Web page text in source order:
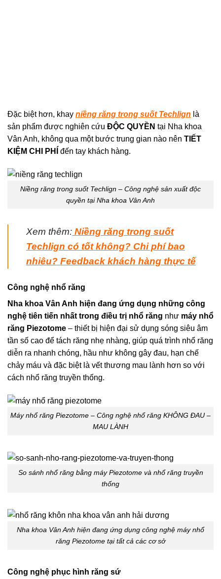
Đặc biệt hơn, khay niềng răng trong suốt Techlign là
sản phẩm được nghiên cứu ĐỘC QUYỀN tại Nha khoa
Vân Anh, không qua một bước trung gian nào nên TIẾT
KIỆM CHI PHÍ
đến tay khách hàng.
Niềng răng trong suốt Techlign – Công nghệ sản xuất độc
quyền tại Nha khoa Vân Anh
Xem thêm: Niềng răng trong suốt
Techlign có tốt không? Chi phí bao
nhiêu? Feedback khách hàng thực tế
Công nghệ nhổ răng
Nha khoa Vân Anh hiện đang ứng dụng những công
nghệ tiên tiến nhất trong điều trị nhổ răng như máy nhổ
răng Piezotome – thiết bị hiện đại sử dụng sóng siêu âm
tần số cao để tách răng nhẹ nhàng, giúp quá trình nhổ răng
diễn ra nhanh chóng, hầu như không gây đau, hạn chế
chảy máu và đặc biệt là vết thương mau lành hơn so với
cách nhổ răng truyền thống.
Máy nhổ răng Piezotome – Công nghệ nhổ răng KHÔNG ĐAU –
MAU LÀNH
So sánh nhổ răng bằng máy Piezotome và nhổ răng truyền
thống
Nha khoa Vân Anh hiện đang ứng dụng công nghệ máy nhổ
răng Piezotome tại tất cả các cơ sở
Công nghệ phục hình răng sứ